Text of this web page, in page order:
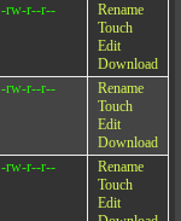
-rw-r--r--
Rename
Touch
Edit
Download
-rw-r--r--
Rename
Touch
Edit
Download
-rw-r--r--
Rename
Touch
Edit